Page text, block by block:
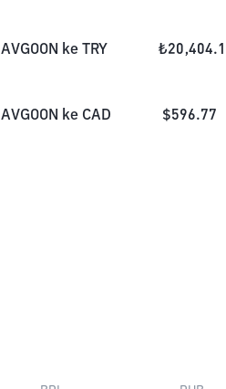
AVGOON ke TRY ₺
AVGOON ke CAD $596.77